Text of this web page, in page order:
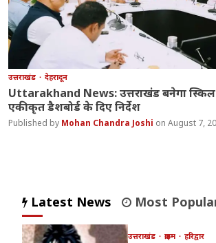
उत्तराखंड देहरादून
Uttarakhand News: उत्तराखंड बनेगा
एकीकृत डैशबोर्ड के दिए निर्देश
Mohan Chandra Joshi August 7,
Latest News Most
उत्तराखंड क्राइम हरिद्वार